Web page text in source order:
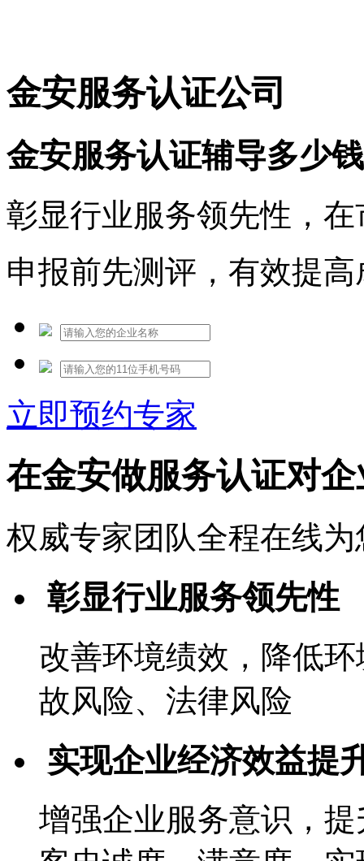
金安服务认证公司
金安服务认证辅导多少钱
彰显行业服务领先性，
申报前先测评，有效提
立即预约专家
在金安做服务认证对
权威专家团队全程在线
彰显行业服务领先性
改善环境绩效，降低环
故风险、法律风险
实现企业经济效益提
增强企业服务意识，